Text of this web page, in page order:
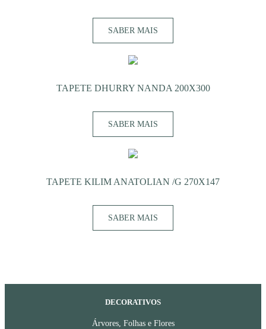
SABER MAIS
TAPETE DHURRY NANDA 200X300
SABER MAIS
TAPETE KILIM ANATOLIAN /G 270X147
SABER MAIS
DECORATIVOS
Árvores, Folhas e Flores